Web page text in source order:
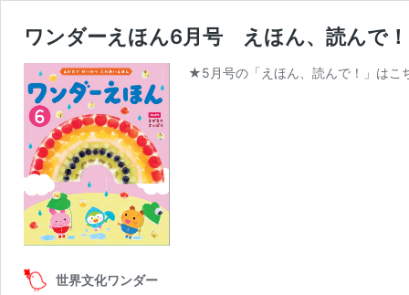
ワンダーえほん6月号 えほん、読んで
★5月号の「えほん、読んで！」は
世界文化ワンダー